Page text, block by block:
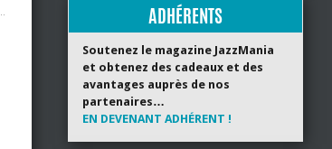
ADHÉRENTS
Soutenez le magazine JazzMania
et obtenez des cadeaux et des
avantages auprès de nos
partenaires…
EN DEVENANT ADHÉRENT !